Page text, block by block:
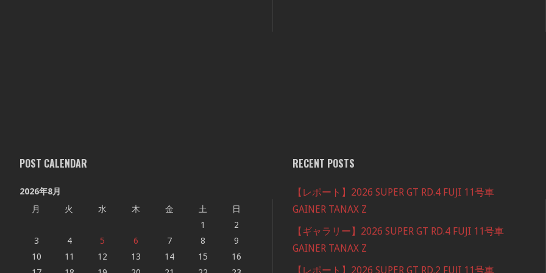
POST CALENDAR
2026年8月
月
火 水 木 金 土
日
1
2
3
4 5 6 7 8
9
10
11 12 13 14 15
16
RECENT POSTS
【レポート】2026 SUPER GT RD.4 FUJI 11号車
GAINER TANAX Z
【ギャラリー】2026 SUPER GT RD.4 FUJI 11号車
GAINER TANAX Z
【レポート】2026 SUPER GT RD.2 FUJI 11号車